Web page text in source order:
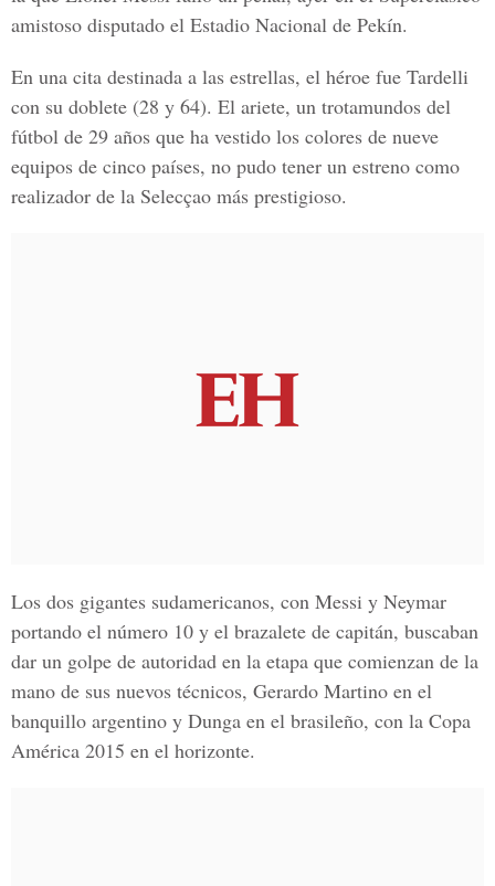
amistoso disputado el Estadio Nacional de Pekín.
En una cita destinada a las estrellas, el héroe fue Tardelli
con su doblete (28 y 64). El ariete, un trotamundos del
fútbol de 29 años que ha vestido los colores de nueve
equipos de cinco países, no pudo tener un estreno como
realizador de la Selecçao más prestigioso.
Los dos gigantes sudamericanos, con Messi y Neymar
portando el número 10 y el brazalete de capitán, buscaban
dar un golpe de autoridad en la etapa que comienzan de la
mano de sus nuevos técnicos, Gerardo Martino en el
banquillo argentino y Dunga en el brasileño, con la Copa
América 2015 en el horizonte.